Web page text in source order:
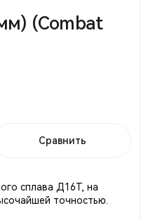
(Combat
Сравнить
сплава Д16Т, на
точностью.